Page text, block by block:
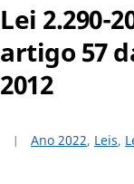
Lei 2.290-
artigo 57
2012
Ano 2022, Leis,